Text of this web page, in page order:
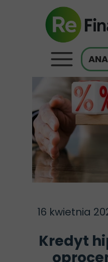
16 kwietnia
Kredyt